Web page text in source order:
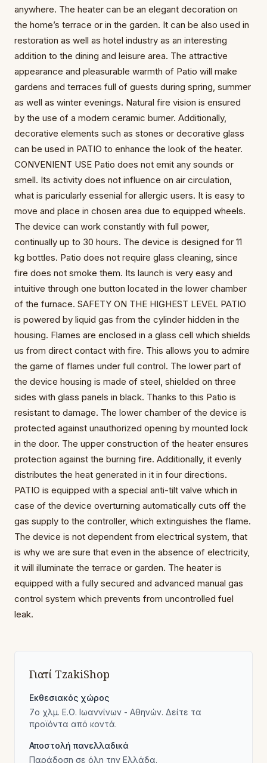
anywhere. The heater can be an elegant decoration on
the home’s terrace or in the garden. It can be also used in
restoration as well as hotel industry as an interesting
addition to the dining and leisure area. The attractive
appearance and pleasurable warmth of Patio will make
gardens and terraces full of guests during spring, summer
as well as winter evenings. Natural fire vision is ensured
by the use of a modern ceramic burner. Additionally,
decorative elements such as stones or decorative glass
can be used in PATIO to enhance the look of the heater.
CONVENIENT USE Patio does not emit any sounds or
smell. Its activity does not influence on air circulation,
what is paricularly essenial for allergic users. It is easy to
move and place in chosen area due to equipped wheels.
The device can work constantly with full power,
continually up to 30 hours. The device is designed for 11
kg bottles. Patio does not require glass cleaning, since
fire does not smoke them. Its launch is very easy and
intuitive through one button located in the lower chamber
of the furnace. SAFETY ON THE HIGHEST LEVEL PATIO
is powered by liquid gas from the cylinder hidden in the
housing. Flames are enclosed in a glass cell which shields
us from direct contact with fire. This allows you to admire
the game of flames under full control. The lower part of
the device housing is made of steel, shielded on three
sides with glass panels in black. Thanks to this Patio is
resistant to damage. The lower chamber of the device is
protected against unauthorized opening by mounted lock
in the door. The upper construction of the heater ensures
protection against the burning fire. Additionally, it evenly
distributes the heat generated in it in four directions.
PATIO is equipped with a special anti-tilt valve which in
case of the device overturning automatically cuts off the
gas supply to the controller, which extinguishes the flame.
The device is not dependent from electrical system, that
is why we are sure that even in the absence of electricity,
it will illuminate the terrace or garden. The heater is
equipped with a fully secured and advanced manual gas
control system which prevents from uncontrolled fuel
leak.
Γιατί TzakiShop
Εκθεσιακός χώρος
7ο χλμ. Ε.Ο. Ιωαννίνων - Αθηνών. Δείτε τα
προϊόντα από κοντά.
Αποστολή πανελλαδικά
Παράδοση σε όλη την Ελλάδα.